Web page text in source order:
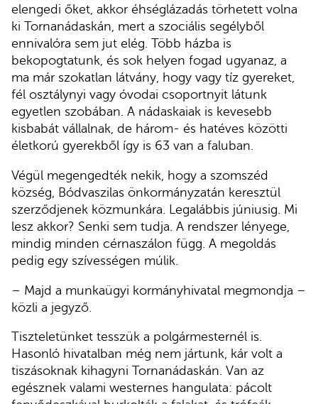
elengedi őket, akkor éhséglázadás törhetett volna
ki Tornanádaskán, mert a szociális segélyből
ennivalóra sem jut elég. Több házba is
bekopogtatunk, és sok helyen fogad ugyanaz, a
ma már szokatlan látvány, hogy vagy tíz gyereket,
fél osztálynyi vagy óvodai csoportnyit látunk
egyetlen szobában. A nádaskaiak is kevesebb
kisbabát vállalnak, de három- és hatéves közötti
életkorú gyerekből így is 63 van a faluban.
Végül megengedték nekik, hogy a szomszéd
község, Bódvaszilas önkormányzatán keresztül
szerződjenek közmunkára. Legalábbis júniusig. Mi
lesz akkor? Senki sem tudja. A rendszer lényege,
mindig minden cérnaszálon függ. A megoldás
pedig egy szívességen múlik.
– Majd a munkaügyi kormányhivatal megmondja –
közli a jegyző.
Tiszteletünket tesszük a polgármesternél is.
Hasonló hivatalban még nem jártunk, kár volt a
tiszásoknak kihagyni Tornanádaskán. Van az
egésznek valami westernes hangulata: pácolt